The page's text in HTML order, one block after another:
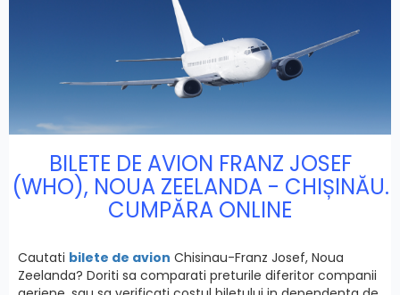
BILETE DE AVION FRANZ JOSEF
(WHO), NOUA ZEELANDA - CHIȘINĂU.
CUMPĂRA ONLINE
Cautati bilete de avion Chisinau-Franz Josef, Noua
Zeelanda? Doriti sa comparati preturile diferitor companii